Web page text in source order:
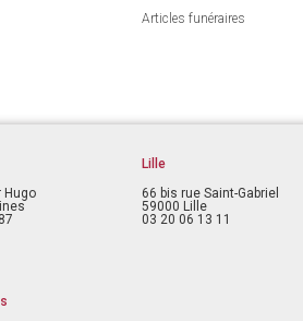
Articles funéraires
Hugo
Lille
66 bis rue Saint-Gabriel
59000 Lille
03 20 06 13 11